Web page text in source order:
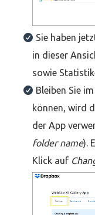
Sie haben
in dieser
sowie
Bleiben Sie
können, wird
der App
folder name).
Klick auf